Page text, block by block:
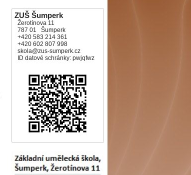
ZUŠ Šumperk
Žerotínova 11
787 01 Šumperk
+420 583 214 361
+420 602 807 998
skola@zus-sumperk.cz
ID datové schránky: pwjqfwz